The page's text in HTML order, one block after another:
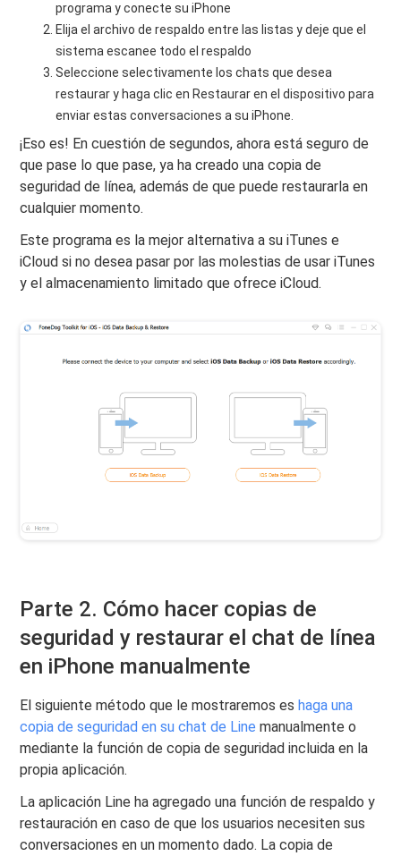
programa y conecte su iPhone
Elija el archivo de respaldo entre las listas y deje que el
sistema escanee todo el respaldo
Seleccione selectivamente los chats que desea
restaurar y haga clic en Restaurar en el dispositivo para
enviar estas conversaciones a su iPhone.
¡Eso es! En cuestión de segundos, ahora está seguro de
que pase lo que pase, ya ha creado una copia de
seguridad de línea, además de que puede restaurarla en
cualquier momento.
Este programa es la mejor alternativa a su iTunes e
iCloud si no desea pasar por las molestias de usar iTunes
y el almacenamiento limitado que ofrece iCloud.
Parte 2. Cómo hacer copias de
seguridad y restaurar el chat de línea
en iPhone manualmente
El siguiente método que le mostraremos eshaga una
copia de seguridad en su chat de Line manualmente o
mediante la función de copia de seguridad incluida en la
propia aplicación.
La aplicación Line ha agregado una función de respaldo y
restauración en caso de que los usuarios necesiten sus
conversaciones en un momento dado. La copia de